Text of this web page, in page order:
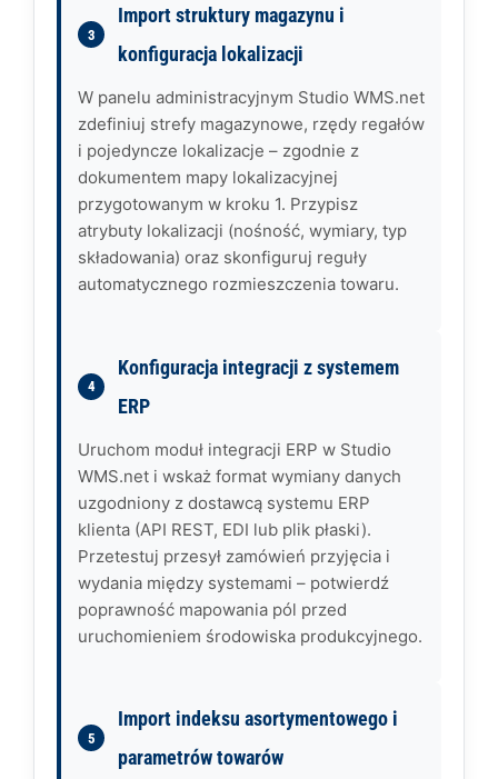
Import struktury magazynu i
konfiguracja lokalizacji
W panelu administracyjnym Studio WMS.net
zdefiniuj strefy magazynowe, rzędy regałów
i pojedyncze lokalizacje – zgodnie z
dokumentem mapy lokalizacyjnej
przygotowanym w kroku 1. Przypisz
atrybuty lokalizacji (nośność, wymiary, typ
składowania) oraz skonfiguruj reguły
automatycznego rozmieszczenia towaru.
Konfiguracja integracji z systemem
ERP
Uruchom moduł integracji ERP w Studio
WMS.net i wskaż format wymiany danych
uzgodniony z dostawcą systemu ERP
klienta (API REST, EDI lub plik płaski).
Przetestuj przesył zamówień przyjęcia i
wydania między systemami – potwierdź
poprawność mapowania pól przed
uruchomieniem środowiska produkcyjnego.
Import indeksu asortymentowego i
parametrów towarów